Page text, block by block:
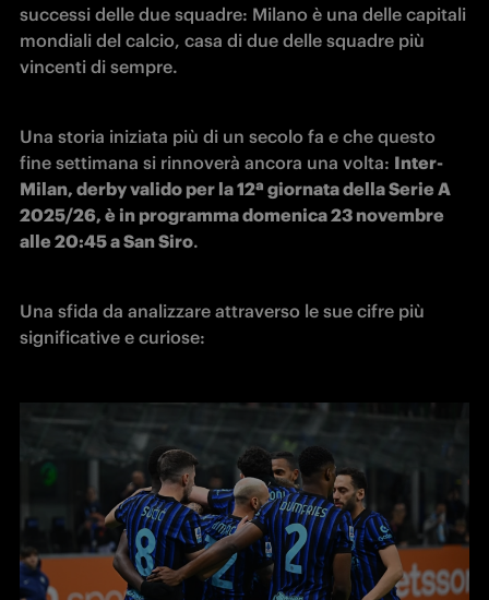
successi delle due squadre: Milano è una delle capitali
mondiali del calcio, casa di due delle squadre più
vincenti di sempre.
Una storia iniziata più di un secolo fa e che questo
fine settimana si rinnoverà ancora una volta: Inter-
Milan, derby valido per la 12ª giornata della Serie A
2025/26, è in programma domenica 23 novembre
alle 20:45 a San Siro.
Una sfida da analizzare attraverso le sue cifre più
significative e curiose: